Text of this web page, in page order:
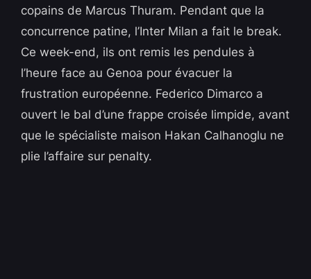
copains de Marcus Thuram. Pendant que la
concurrence patine, l’Inter Milan a fait le break.
Ce week-end, ils ont remis les pendules à
l’heure face au Genoa pour évacuer la
frustration européenne. Federico Dimarco a
ouvert le bal d’une frappe croisée limpide, avant
que le spécialiste maison Hakan Calhanoglu ne
plie l’affaire sur penalty.